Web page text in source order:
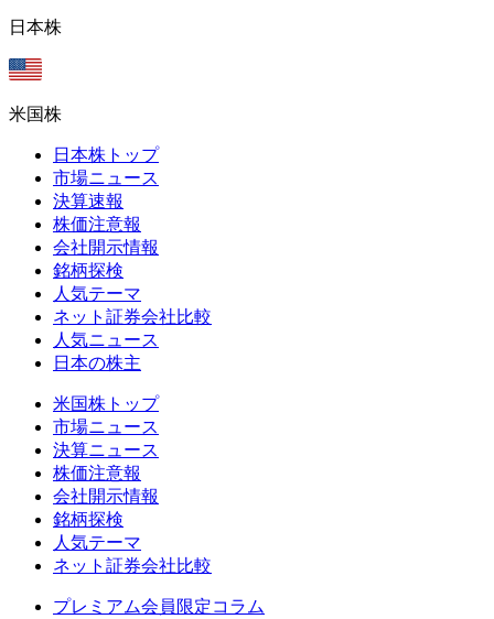
日本株
米国株
日本株トップ
市場ニュース
決算速報
株価注意報
会社開示情報
銘柄探検
人気テーマ
ネット証券会社比較
人気ニュース
日本の株主
米国株トップ
市場ニュース
決算ニュース
株価注意報
会社開示情報
銘柄探検
人気テーマ
ネット証券会社比較
プレミアム会員限定コラム